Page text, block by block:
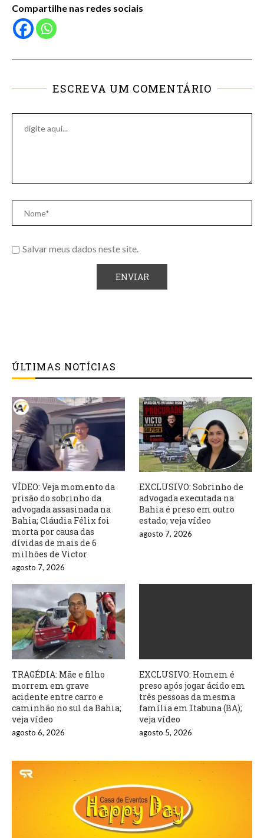
Compartilhe nas redes sociais
ESCREVA UM COMENTÁRIO
Salvar meus dados neste site.
ÚLTIMAS NOTÍCIAS
VÍDEO: Veja momento da
prisão do sobrinho da
advogada assasinada na
Bahia; Cláudia Félix foi
morta por causa das
dívidas de mais de 6
milhões de Victor
agosto 7, 2026
EXCLUSIVO: Sobrinho de
advogada executada na
Bahia é preso em outro
estado; veja vídeo
agosto 7, 2026
TRAGÉDIA: Mãe e filho
morrem em grave
acidente entre carro e
caminhão no sul da Bahia;
veja vídeo
agosto 6, 2026
EXCLUSIVO: Homem é
preso após jogar ácido em
três pessoas da mesma
família em Itabuna (BA);
veja vídeo
agosto 5, 2026